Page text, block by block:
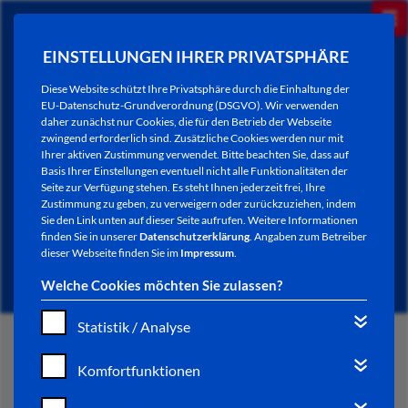
EINSTELLUNGEN IHRER PRIVATSPHÄRE
Diese Website schützt Ihre Privatsphäre durch die Einhaltung der
EU-Datenschutz-Grundverordnung (DSGVO). Wir verwenden
daher zunächst nur Cookies, die für den Betrieb der Webseite
zwingend erforderlich sind. Zusätzliche Cookies werden nur mit
Ihrer aktiven Zustimmung verwendet. Bitte beachten Sie, dass auf
Basis Ihrer Einstellungen eventuell nicht alle Funktionalitäten der
Seite zur Verfügung stehen. Es steht Ihnen jederzeit frei, Ihre
Zustimmung zu geben, zu verweigern oder zurückzuziehen, indem
Sie den Link unten auf dieser Seite aufrufen. Weitere Informationen
finden Sie in unsererDatenschutzerklärung. Angaben zum Betreiber
dieser Webseite finden Sie im Impressum.
Welche Cookies möchten Sie zulassen?
Statistik / Analyse
Komfortfunktionen
NEWSLETTER / CITY LETTER
START